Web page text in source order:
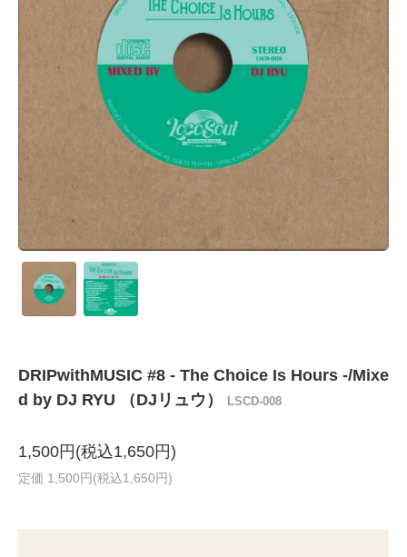
DRIPwithMUSIC #8 - The Choice Is Hours -/Mixe
d by DJ RYU （DJリュウ）
LSCD-008
1,500円(税込1,650円)
定価 1,500円(税込1,650円)